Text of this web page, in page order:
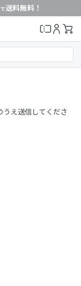
送料無料！
うえ送信してくださ